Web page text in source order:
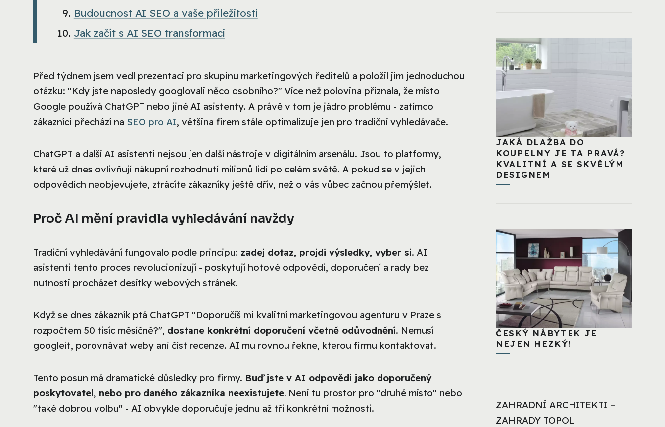
Budoucnost AI SEO a vaše příležitosti
Jak začít s AI SEO transformací
Před týdnem jsem vedl prezentaci pro skupinu marketingových ředitelů a položil jim jednoduchou
otázku: "Kdy jste naposledy googlovali něco osobního?" Více než polovina přiznala, že místo
Google používá ChatGPT nebo jiné AI asistenty. A právě v tom je jádro problému - zatímco
zákazníci přechází na SEO pro AI, většina firem stále optimalizuje jen pro tradiční vyhledávače.
ChatGPT a další AI asistenti nejsou jen další nástroje v digitálním arsenálu. Jsou to platformy,
které už dnes ovlivňují nákupní rozhodnutí milionů lidí po celém světě. A pokud se v jejich
odpovědích neobjevujete, ztrácíte zákazníky ještě dřív, než o vás vůbec začnou přemýšlet.
Proč AI mění pravidla vyhledávání navždy
Tradiční vyhledávání fungovalo podle principu: zadej dotaz, projdi výsledky, vyber si. AI
asistenti tento proces revolucionizují - poskytují hotové odpovědi, doporučení a rady bez
nutnosti procházet desítky webových stránek.
Když se dnes zákazník ptá ChatGPT "Doporučíš mi kvalitní marketingovou agenturu v Praze s
rozpočtem 50 tisíc měsíčně?", dostane konkrétní doporučení včetně odůvodnění. Nemusí
googleit, porovnávat weby ani číst recenze. AI mu rovnou řekne, kterou firmu kontaktovat.
Tento posun má dramatické důsledky pro firmy. Buď jste v AI odpovědi jako doporučený
poskytovatel, nebo pro daného zákazníka neexistujete. Není tu prostor pro "druhé místo" nebo
"také dobrou volbu" - AI obvykle doporučuje jednu až tři konkrétní možnosti.
JAKÁ DLAŽBA DO
KOUPELNY JE TA PRAVÁ?
KVALITNÍ A SE SKVĚLÝM
DESIGNEM
ČESKÝ NÁBYTEK JE
NEJEN HEZKÝ!
ZAHRADNÍ ARCHITEKTI –
ZAHRADY TOPOL